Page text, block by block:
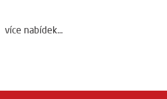
více nabídek...